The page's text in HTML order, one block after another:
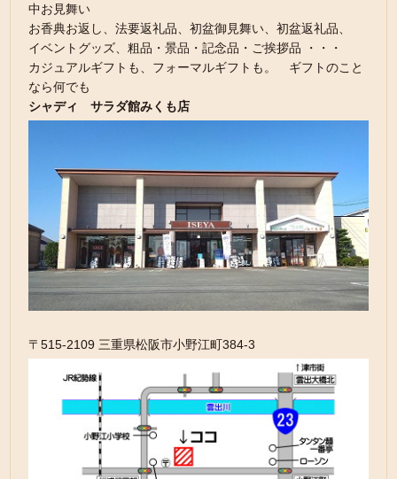
中お見舞い
お香典お返し、法要返礼品、初盆御見舞い、初盆返礼品、
イベントグッズ、粗品・景品・記念品・ご挨拶品 ・・・
カジュアルギフトも、フォーマルギフトも。 ギフトのこと
なら何でも
シャディ サラダ館みくも店
〒515-2109 三重県松阪市小野江町384-3